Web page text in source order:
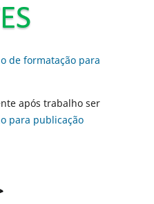
de formatação para
após trabalho ser
para publicação